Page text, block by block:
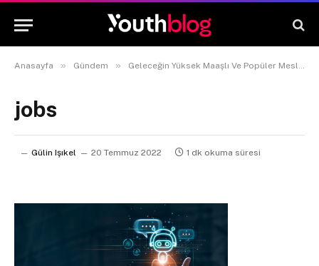
Anasayfa » Gündem » Geleceğin Yüksek Maaşlı Ve Popüler Meslekleri
jobs
Gülin Işıkel 20 Temmuz 2022 1 dk okuma süresi